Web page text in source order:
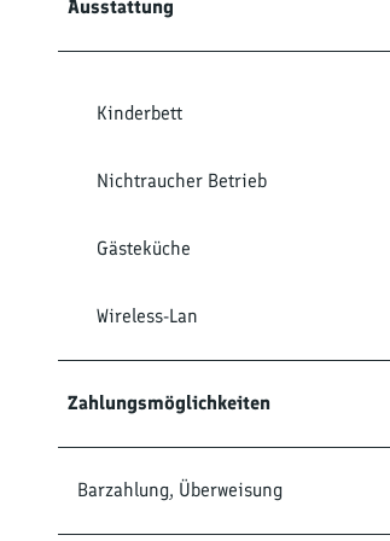
Ausstattung
Kinderbett
Nichtraucher Betrieb
Gästeküche
Wireless-Lan
Zahlungsmöglichkeiten
Barzahlung, Überweisung